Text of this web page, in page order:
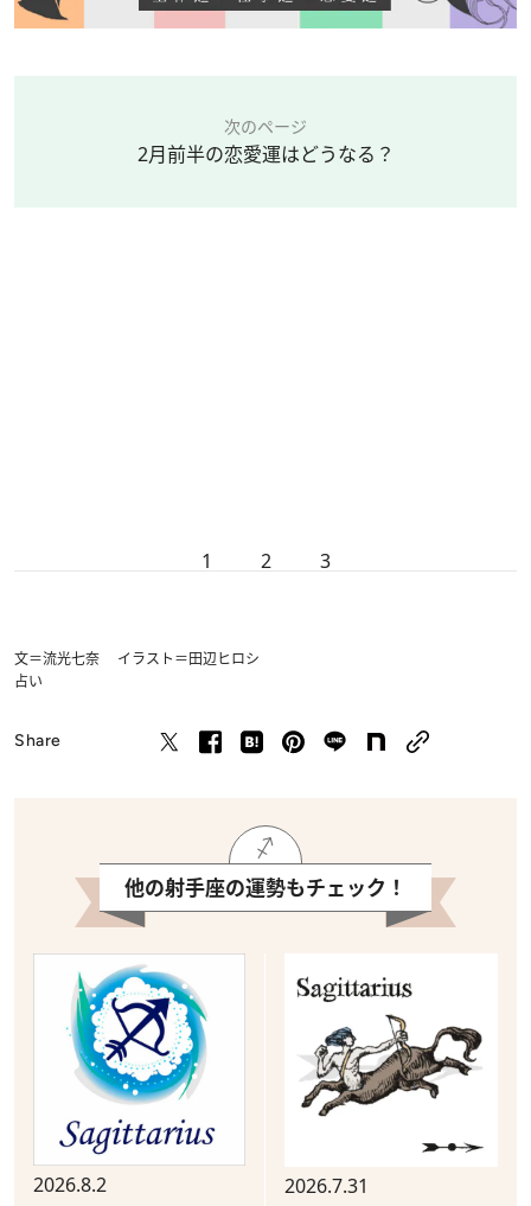
次のページ
2月前半の恋愛運はどうなる？
1 2 3
文＝流光七奈 イラスト＝田辺ヒロシ
占い
Share
他の射手座の運勢もチェック！
2026.8.2
2026.7.31